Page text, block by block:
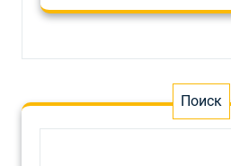
Поиск